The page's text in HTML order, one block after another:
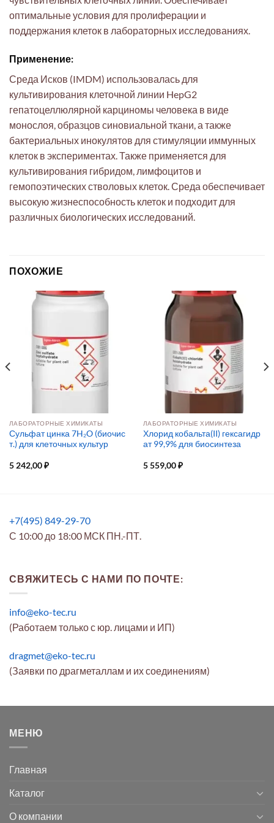
оптимальные условия для пролиферации и
поддержания клеток в лабораторных исследованиях.
Применение:
Среда Исков (IMDM) использовалась для
культивирования клеточной линии HepG2
гепатоцеллюлярной карциномы человека в виде
монослоя, образцов синовиальной ткани, а также
бактериальных инокулятов для стимуляции иммунных
клеток в экспериментах. Также применяется для
культивирования гибридом, лимфоцитов и
гемопоэтических стволовых клеток. Среда обеспечивает
высокую жизнеспособность клеток и подходит для
различных биологических исследований.
ПОХОЖИЕ
ЛАБОРАТОРНЫЕ ХИМИКАТЫ
Сульфат цинка 7H₂O (биочис
т.) для клеточных культур
5 242,00₽
ЛАБОРАТОРНЫЕ ХИМИКАТЫ
Хлорид кобальта(II) гексагидр
ат 99,9% для биосинтеза
5 559,00₽
+7(495) 849-29-70
С 10:00 до 18:00 МСК ПН.-ПТ.
СВЯЖИТЕСЬ С НАМИ ПО ПОЧТЕ:
info@eko-tec.ru
(Работаем только с юр. лицами и ИП)
dragmet@eko-tec.ru
(Заявки по драгметаллам и их соединениям)
МЕНЮ
Главная
Каталог
О компании